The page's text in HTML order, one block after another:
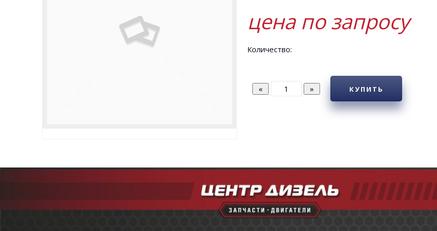
цена по запросу
Количество:
КУПИТЬ